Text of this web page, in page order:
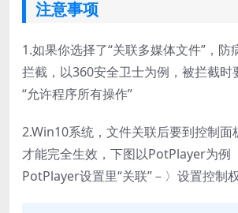
注意事项
1.如果你选择了“关联多媒体文件”，防
拦截，以360安全卫士为例，被拦截时
“允许程序所有操作”
2.Win10系统，文件关联后要到控制面
才能完全生效，下图以PotPlayer为例
PotPlayer设置里“关联”－〉设置控制权